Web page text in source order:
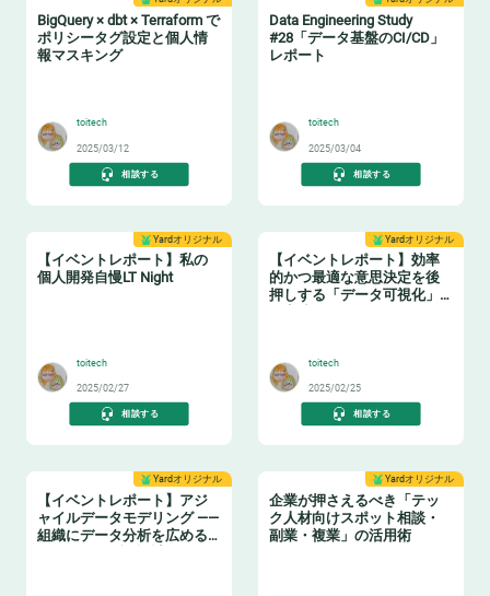
BigQuery × dbt × Terraform で
ポリシータグ設定と個人情
報マスキング
toitech
2025/03/12
相談する
Data Engineering Study
#28「データ基盤のCI/CD」
レポート
toitech
2025/03/04
相談する
Yardオリジナル
【イベントレポート】私の
個人開発自慢LT Night
toitech
2025/02/27
相談する
Yardオリジナル
【イベントレポート】効率
的かつ最適な意思決定を後
押しする「データ可視化」
toitech
2025/02/25
相談する
Yardオリジナル
【イベントレポート】アジ
ャイルデータモデリング ——
組織にデータ分析を広める
Yardオリジナル
企業が押さえるべき「テッ
ク人材向けスポット相談・
副業・複業」の活用術